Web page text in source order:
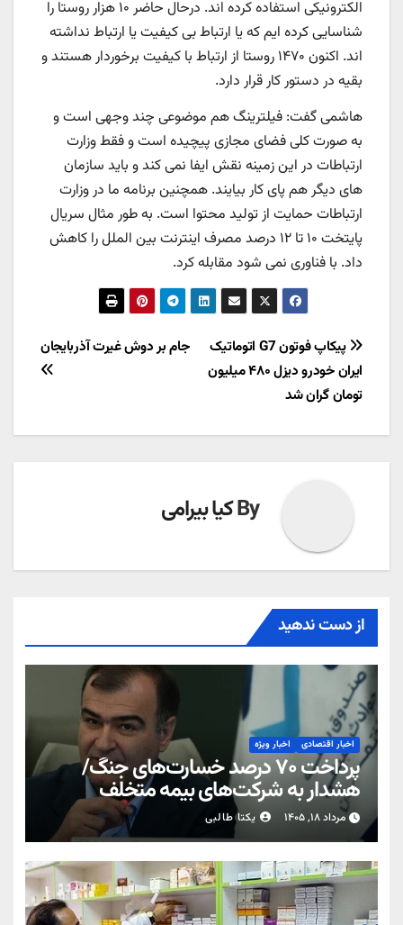
الکترونیکی استفاده کرده اند. درحال حاضر ۱۰ هزار روستا را
شناسایی کرده ایم که یا ارتباط بی کیفیت یا ارتباط نداشته
اند. اکنون ۱۴۷۰ روستا از ارتباط با کیفیت برخوردار هستند و
بقیه در دستور کار قرار دارد.
هاشمی گفت: فیلترینگ هم موضوعی چند وجهی است و
به صورت کلی فضای مجازی پیچیده است و فقط وزارت
ارتباطات در این زمینه نقش ایفا نمی کند و باید سازمان
های دیگر هم پای کار بیایند. همچنین برنامه ما در وزارت
ارتباطات حمایت از تولید محتوا است. به طور مثال سریال
پایتخت ۱۰ تا ۱۲ درصد مصرف اینترنت بین الملل را کاهش
داد. با فناوری نمی شود مقابله کرد.
راهبری
نوشته
جام بر دوش غیرت آذربایجان
پیکاپ فوتون G7 اتوماتیک
ایران خودرو دیزل ۴۸۰ میلیون
تومان گران شد
Byکیا بیرامی
از دست ندهید
اخبار اقتصادی اخبار ویژه
پرداخت ۷۰ درصد خسارت‌های جنگ/
هشدار به شرکت‌های بیمه متخلف
مرداد ۱۸, ۱۴۰۵ یکتا طالبی